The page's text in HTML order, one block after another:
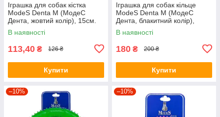
Іграшка для собак кістка
ModeS Denta M (МодеС
Дента, жовтий колір), 15см.
В наявності
113,40 ₴ 126 ₴
Купити
Іграшка для собак кільце
ModeS Denta M (МодеС
Дента, блакитний колір),
20см.
В наявності
180 ₴ 200 ₴
Купити
–10% –10%